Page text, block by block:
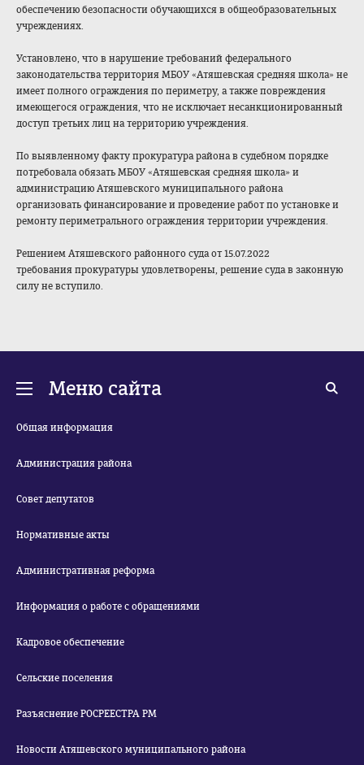
обеспечению безопасности обучающихся в общеобразовательных
учреждениях.
Установлено, что в нарушение требований федерального
законодательства территория МБОУ «Атяшевская средняя школа» не
имеет полного ограждения по периметру, а также повреждения
имеющегося ограждения, что не исключает несанкционированный
доступ третьих лиц на территорию учреждения.
По выявленному факту прокуратура района в судебном порядке
потребовала обязать МБОУ «Атяшевская средняя школа» и
администрацию Атяшевского муниципального района
организовать финансирование и проведение работ по установке и
ремонту периметрального ограждения территории учреждения.
Решением Атяшевского районного суда от 15.07.2022
требования прокуратуры удовлетворены, решение суда в законную
силу не вступило.
Меню сайта
Общая информация
Администрация района
Совет депутатов
Нормативные акты
Административная реформа
Информация о работе с обращениями
Кадровое обеспечение
Сельские поселения
Разъяснение РОСРЕЕСТРА РМ
Новости Атяшевского муниципального района